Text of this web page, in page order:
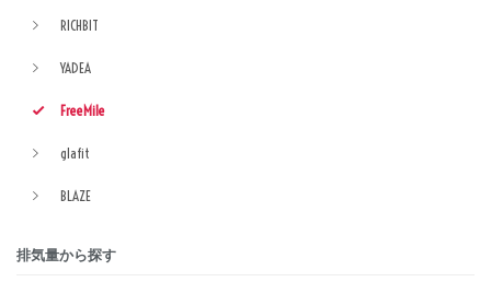
RICHBIT
YADEA
FreeMile
glafit
BLAZE
排気量から探す